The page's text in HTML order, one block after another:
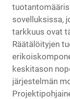
sovelluksissa,
tarkkuus ovat
Räätälöityjen
keskitason
järjestelmän